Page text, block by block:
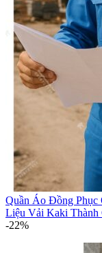
Quần Áo Đồng Phục
Liệu Vải Kaki Thành
-22%